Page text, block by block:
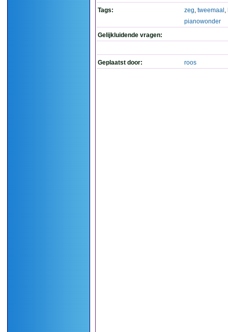
Tags: zeg, tweemaal ,
pianowonder
Gelijkluidende vragen:
Geplaatst door: roos